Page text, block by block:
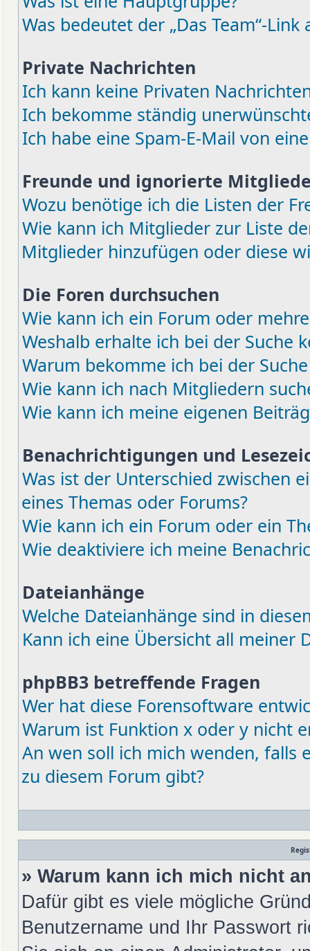
Was bedeutet der „Das Team“-
Private Nachrichten
Ich kann keine Privaten
Ich bekomme ständig
Ich habe eine Spam-E-Mail von
Freunde und ignorierte
Wozu benötige ich die Listen der
Wie kann ich Mitglieder zur Liste
Mitglieder hinzufügen oder diese
Die Foren durchsuchen
Wie kann ich ein Forum oder
Weshalb erhalte ich bei der Suche
Warum bekomme ich bei der
Wie kann ich nach Mitgliedern
Wie kann ich meine eigenen
Benachrichtigungen und
Was ist der Unterschied zwischen
eines Themas oder Forums?
Wie kann ich ein Forum oder ein
Wie deaktiviere ich meine
Dateianhänge
Welche Dateianhänge sind in
Kann ich eine Übersicht all meiner
phpBB3 betreffende Fragen
Wer hat diese Forensoftware
Warum ist Funktion x oder y nicht
An wen soll ich mich wenden, falls
zu diesem Forum gibt?
» Warum kann ich mich nicht
Dafür gibt es viele mögliche
Benutzername und Ihr Passwort